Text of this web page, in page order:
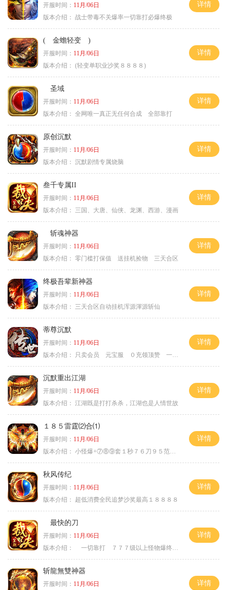
开服时间： 11月/06日
版本介绍： 战士带毒不关爆率一切靠打必爆终极
详情
( 金蟾轻变 )
开服时间： 11月/06日
版本介绍： (轻变单职业沙奖８８８８)
详情
圣域
开服时间： 11月/06日
版本介绍： 全网唯一真正无任何合成 全部靠打
详情
原创沉默
开服时间： 11月/06日
版本介绍： 沉默剧情专属烧脑
详情
叁千专属II
开服时间： 11月/06日
版本介绍：
三国、大唐、仙侠、龙渊、西游、漫画
详情
斩魂神器
开服时间： 11月/06日
版本介绍： 零门槛打保值 送挂机捡物 三天合区
详情
终极吾辈新神器
开服时间： 11月/06日
版本介绍：
三天合区自动挂机浑源渾源斩仙
详情
蒂尊沉默
开服时间： 11月/06日
版本介绍：
只卖会员 元宝服 ０充领顶赞 一切靠打
详情
沉默重出江湖
开服时间： 11月/06日
版本介绍： 江湖既是打打杀杀，江湖也是人情世故
详情
１８５雷霆⑵合⑴
开服时间： 11月/06日
版本介绍： 小怪爆+⑦⑧⑨套１秒７６刀９５范围捡
详情
秋风传纪
开服时间： 11月/06日
版本介绍：
超低消费全民追梦沙奖最高１８８８８
详情
最快的刀
开服时间： 11月/06日
版本介绍：
一切靠打 ７７７级以上怪物爆终极
详情
斩龍無雙神器
开服时间： 11月/06日
详情